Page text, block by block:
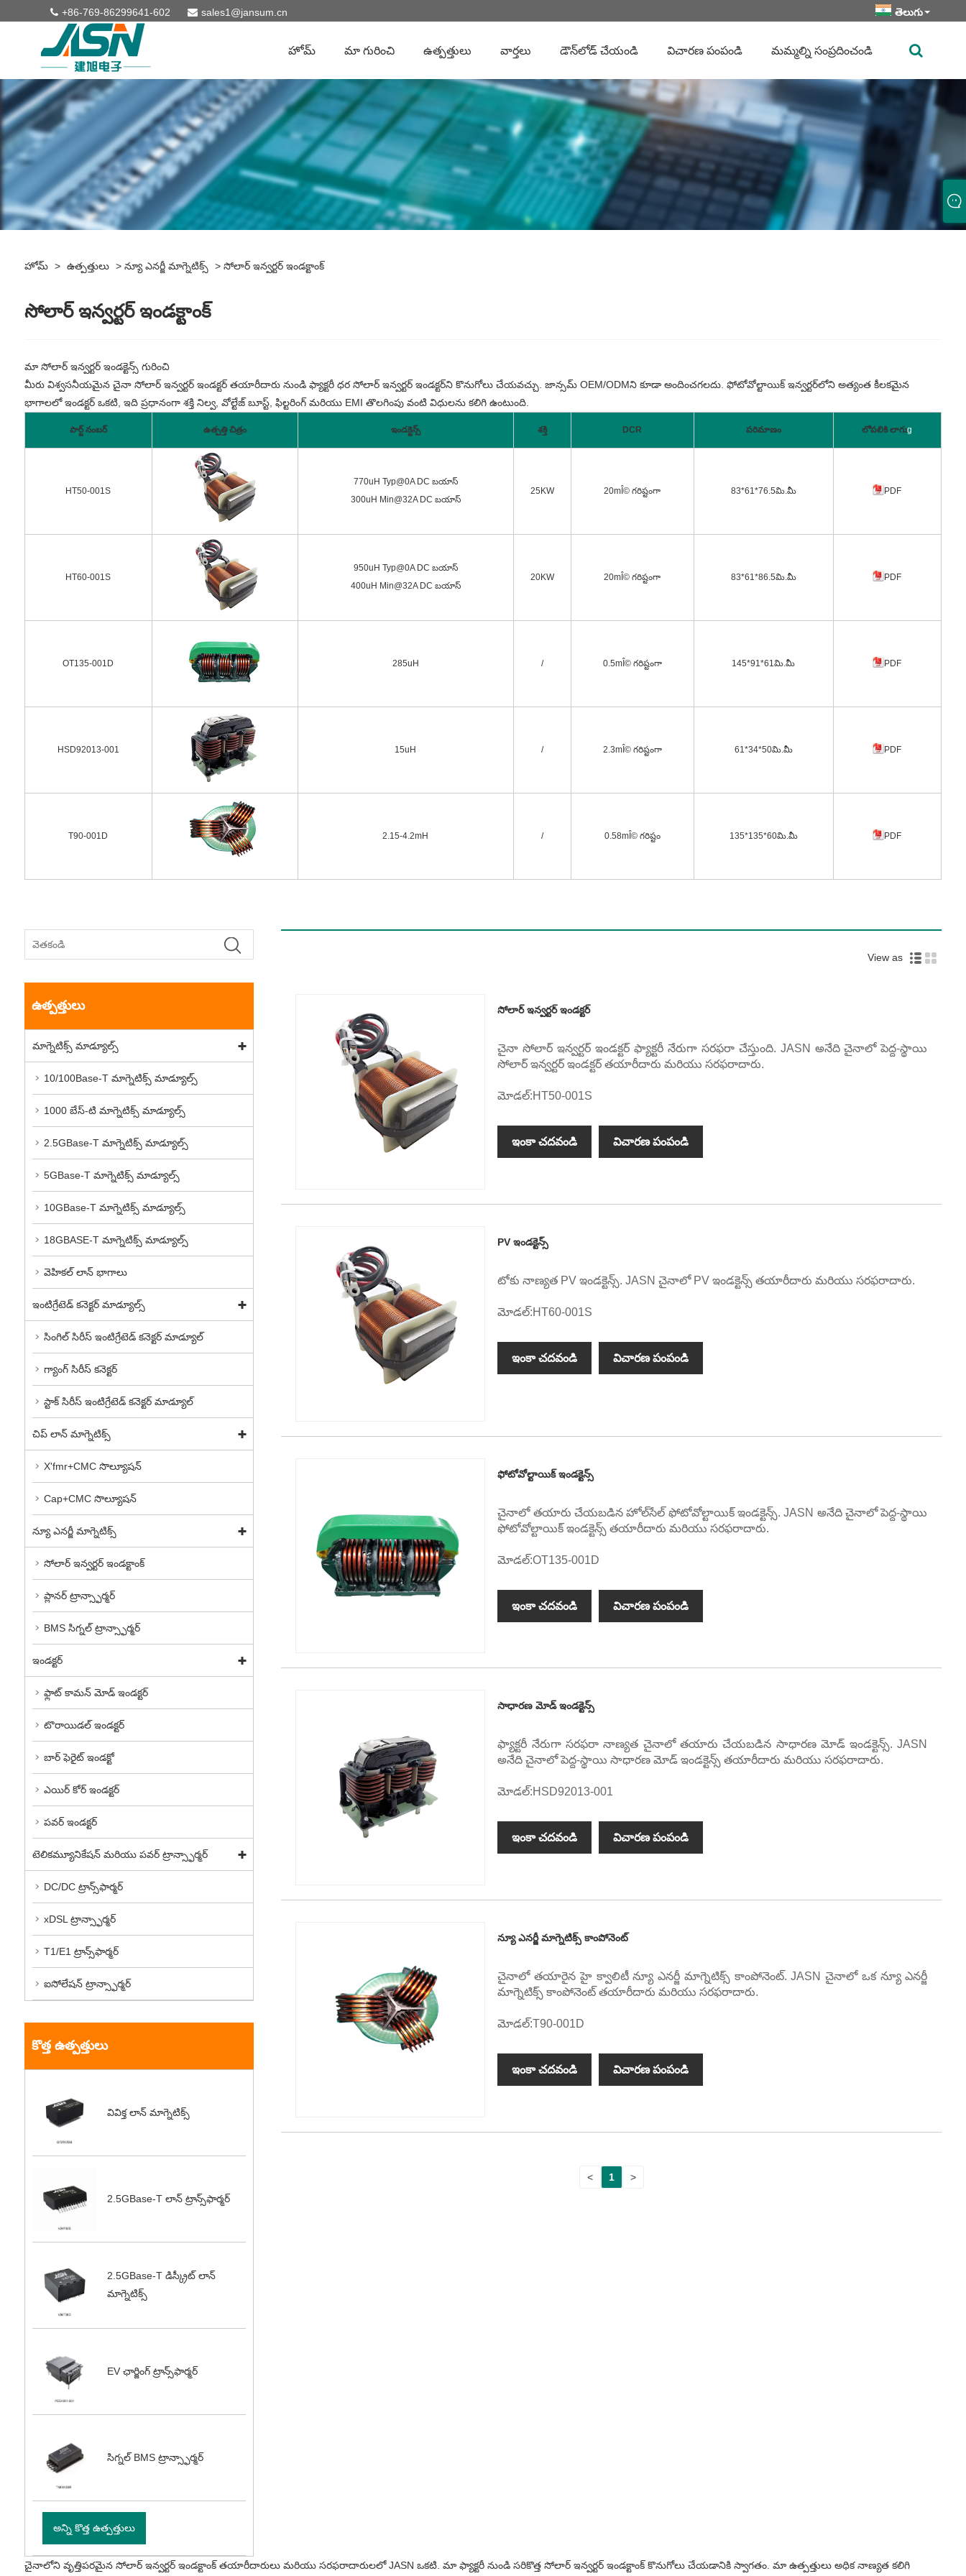
+86-769-86299641-602 sales1@jansum.cn తెలుగు
హోమ్ మా గురించి ఉత్పత్తులు వార్తలు డౌన్‌లోడ్ చేయండి విచారణ పంపండి మమ్మల్ని సంప్రదించండి
హోమ్ > ఉత్పత్తులు > న్యూ ఎనర్జీ మాగ్నెటిక్స్ > సోలార్ ఇన్వర్టర్ ఇండక్టాంక్
సోలార్ ఇన్వర్టర్ ఇండక్టాంక్
మా సోలార్ ఇన్వర్టర్ ఇండక్టెన్స్ గురించి
మీరు విశ్వసనీయమైన చైనా సోలార్ ఇన్వర్టర్ ఇండక్టర్ తయారీదారు నుండి ఫ్యాక్టరీ ధర సోలార్ ఇన్వర్టర్ ఇండక్టర్‌ని కొనుగోలు చేయవచ్చు. జాన్సమ్ OEM/ODMని కూడా అందించగలదు. ఫోటోవోల్టాయిక్ ఇన్వర్టర్‌లోని అత్యంత కీలకమైన
భాగాలలో ఇండక్టర్ ఒకటి, ఇది ప్రధానంగా శక్తి నిల్వ, వోల్టేజ్ బూస్ట్, ఫిల్టరింగ్ మరియు EMI తొలగింపు వంటి విధులను కలిగి ఉంటుంది.
పార్ట్ నంబర్ ఉత్పత్తి చిత్రం ఇండక్టెన్స్ శక్తి DCR పరిమాణం లోపలికి లాగుg
HT50-001S
770uH Typ@0A DC బయాస్
300uH Min@32A DC బయాస్
25KW 20mÎ© గరిష్టంగా 83*61*76.5మి.మీ PDF
HT60-001S
950uH Typ@0A DC బయాస్
400uH Min@32A DC బయాస్
20KW 20mÎ© గరిష్టంగా 83*61*86.5మి.మీ PDF
OT135-001D 285uH / 0.5mÎ© గరిష్టంగా 145*91*61మి.మీ PDF
HSD92013-001 15uH / 2.3mÎ© గరిష్టంగా 61*34*50మి.మీ PDF
T90-001D 2.15-4.2mH / 0.58mÎ© గరిష్టం 135*135*60మి.మీ PDF
ఉత్పత్తులు
మాగ్నెటిక్స్ మాడ్యూల్స్
10/100Base-T మాగ్నెటిక్స్ మాడ్యూల్స్
1000 బేస్-టి మాగ్నెటిక్స్ మాడ్యూల్స్
2.5GBase-T మాగ్నెటిక్స్ మాడ్యూల్స్
5GBase-T మాగ్నెటిక్స్ మాడ్యూల్స్
10GBase-T మాగ్నెటిక్స్ మాడ్యూల్స్
18GBASE-T మాగ్నెటిక్స్ మాడ్యూల్స్
వెహికల్ లాన్ భాగాలు
ఇంటిగ్రేటెడ్ కనెక్టర్ మాడ్యూల్స్
సింగిల్ సిరీస్ ఇంటిగ్రేటెడ్ కనెక్టర్ మాడ్యూల్
గ్యాంగ్ సిరీస్ కనెక్టర్
స్టాక్ సిరీస్ ఇంటిగ్రేటెడ్ కనెక్టర్ మాడ్యూల్
చిప్ లాన్ మాగ్నెటిక్స్
X'fmr+CMC సొల్యూషన్
Cap+CMC సొల్యూషన్
న్యూ ఎనర్జీ మాగ్నెటిక్స్
సోలార్ ఇన్వర్టర్ ఇండక్టాంక్
ప్లానర్ ట్రాన్స్ఫార్మర్
BMS సిగ్నల్ ట్రాన్స్ఫార్మర్
ఇండక్టర్
ఫ్లాట్ కామన్ మోడ్ ఇండక్టర్
టొరాయిడల్ ఇండక్టర్
బార్ ఫెరైట్ ఇండక్టో
ఎయిర్ కోర్ ఇండక్టర్
పవర్ ఇండక్టర్
టెలికమ్యూనికేషన్ మరియు పవర్ ట్రాన్స్ఫార్మర్
DC/DC ట్రాన్స్‌ఫార్మర్
xDSL ట్రాన్స్ఫార్మర్
T1/E1 ట్రాన్స్‌ఫార్మర్
ఐసోలేషన్ ట్రాన్స్ఫార్మర్
కొత్త ఉత్పత్తులు
వివిక్త లాన్ మాగ్నెటిక్స్
2.5GBase-T లాన్ ట్రాన్స్‌ఫార్మర్
2.5GBase-T డిస్క్రీట్ లాన్
మాగ్నెటిక్స్
EV ఛార్జింగ్ ట్రాన్స్‌ఫార్మర్
సిగ్నల్ BMS ట్రాన్స్ఫార్మర్
అన్ని కొత్త ఉత్పత్తులు
View as
సోలార్ ఇన్వర్టర్ ఇండక్టర్
చైనా సోలార్ ఇన్వర్టర్ ఇండక్టర్ ఫ్యాక్టరీ నేరుగా సరఫరా చేస్తుంది. JASN అనేది చైనాలో పెద్ద-స్థాయి
సోలార్ ఇన్వర్టర్ ఇండక్టర్ తయారీదారు మరియు సరఫరాదారు.
మోడల్:HT50-001S
ఇంకా చదవండి విచారణ పంపండి
PV ఇండక్టెన్స్
టోకు నాణ్యత PV ఇండక్టెన్స్. JASN చైనాలో PV ఇండక్టెన్స్ తయారీదారు మరియు సరఫరాదారు.
మోడల్:HT60-001S
ఇంకా చదవండి విచారణ పంపండి
ఫోటోవోల్టాయిక్ ఇండక్టెన్స్
చైనాలో తయారు చేయబడిన హోల్‌సేల్ ఫోటోవోల్టాయిక్ ఇండక్టెన్స్. JASN అనేది చైనాలో పెద్ద-స్థాయి
ఫోటోవోల్టాయిక్ ఇండక్టెన్స్ తయారీదారు మరియు సరఫరాదారు.
మోడల్:OT135-001D
ఇంకా చదవండి విచారణ పంపండి
సాధారణ మోడ్ ఇండక్టెన్స్
ఫ్యాక్టరీ నేరుగా సరఫరా నాణ్యత చైనాలో తయారు చేయబడిన సాధారణ మోడ్ ఇండక్టెన్స్. JASN
అనేది చైనాలో పెద్ద-స్థాయి సాధారణ మోడ్ ఇండక్టెన్స్ తయారీదారు మరియు సరఫరాదారు.
మోడల్:HSD92013-001
ఇంకా చదవండి విచారణ పంపండి
న్యూ ఎనర్జీ మాగ్నెటిక్స్ కాంపోనెంట్
చైనాలో తయారైన హై క్వాలిటీ న్యూ ఎనర్జీ మాగ్నెటిక్స్ కాంపోనెంట్. JASN చైనాలో ఒక న్యూ ఎనర్జీ
మాగ్నెటిక్స్ కాంపోనెంట్ తయారీదారు మరియు సరఫరాదారు.
మోడల్:T90-001D
ఇంకా చదవండి విచారణ పంపండి
< 1 >
చైనాలోని వృత్తిపరమైన సోలార్ ఇన్వర్టర్ ఇండక్టాంక్ తయారీదారులు మరియు సరఫరాదారులలో JASN ఒకటి. మా ఫ్యాక్టరీ నుండి సరికొత్త సోలార్ ఇన్వర్టర్ ఇండక్టాంక్ కొనుగోలు చేయడానికి స్వాగతం. మా ఉత్పత్తులు అధిక నాణ్యత కలిగి